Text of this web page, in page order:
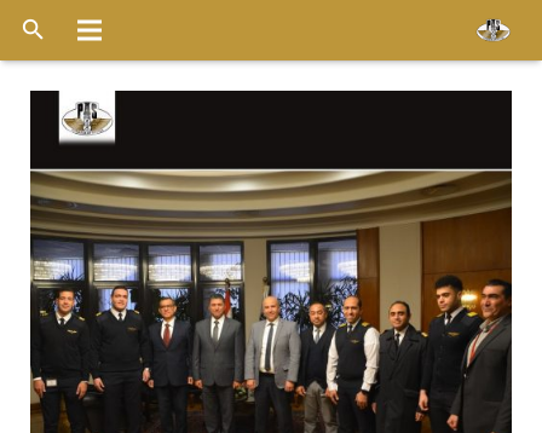
الرئيسية
خدماتنا
قواعد التشغيل
وظائف